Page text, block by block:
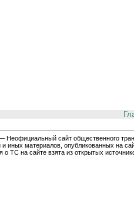
сайт общественного
иных материалов, опубликованных на
ТС на сайте взята из открытых